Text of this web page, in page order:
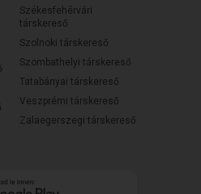
Székesfehérvári
társkereső
Szolnoki társkereső
Szombathelyi társkereső
Tatabányai társkereső
Veszprémi társkereső
Zalaegerszegi társkereső